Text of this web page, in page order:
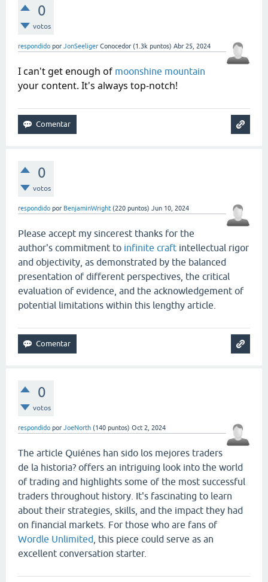
0
votos
respondido por JonSeeliger Conocedor (1.3k puntos) Abr 25, 2024
I can't get enough of moonshine mountain
your content. It's always top-notch!
0
votos
respondido por BenjaminWright (220 puntos) Jun 10, 2024
Please accept my sincerest thanks for the
author's commitment to infinite craft intellectual rigor
and objectivity, as demonstrated by the balanced
presentation of different perspectives, the critical
evaluation of evidence, and the acknowledgement of
potential limitations within this lengthy article.
0
votos
respondido por JoeNorth (140 puntos) Oct 2, 2024
The article Quiénes han sido los mejores traders
de la historia? offers an intriguing look into the world
of trading and highlights some of the most successful
traders throughout history. It's fascinating to learn
about their strategies, skills, and the impact they had
on financial markets. For those who are fans of
Wordle Unlimited , this piece could serve as an
excellent conversation starter.